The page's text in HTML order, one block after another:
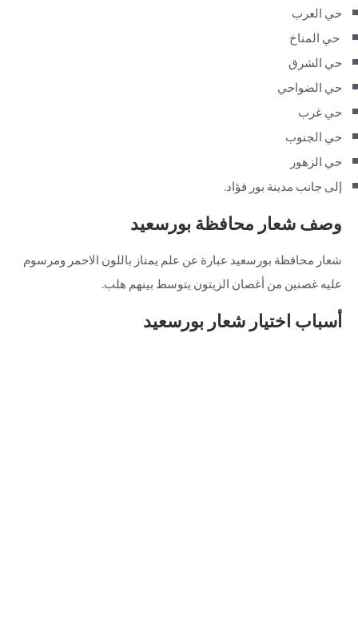
حي العرب
حي المناخ
حي الشرق
حي الضواحي
حي غرب
حي الجنوب
حي الزهور
إلى جانب مدينة بور فؤاد.
وصف شعار محافظة بورسعيد
شعار محافظة بورسعيد عبارة عن علم يمتاز باللون الاحمر ومرسوم
عليه غصنين من أغصان الزيتون يتوسط بينهم هلب.
أسباب اختيار شعار بورسعيد